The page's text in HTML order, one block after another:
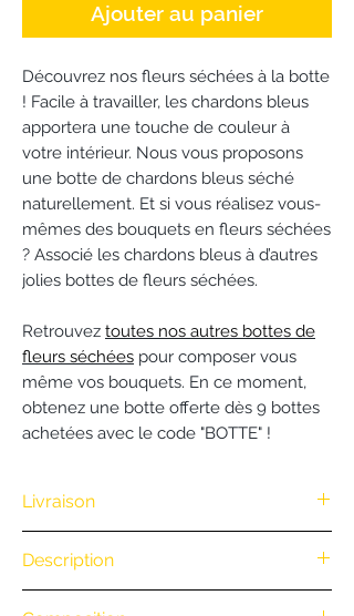
Ajouter au panier
Découvrez nos fleurs séchées à la botte
! Facile à travailler, les chardons bleus
apportera une touche de couleur à
votre intérieur. Nous vous proposons
une botte de chardons bleus séché
naturellement. Et si vous réalisez vous-
mêmes des bouquets en fleurs séchées
? Associé les chardons bleus à d’autres
jolies bottes de fleurs séchées.
Retrouvez toutes nos autres bottes de
fleurs séchées pour composer vous
même vos bouquets. En ce moment,
obtenez une botte offerte dès 9 bottes
achetées avec le code "BOTTE" !
Livraison
100€ d'achat. (Exclusivité Web non
valable pour une commande
Description